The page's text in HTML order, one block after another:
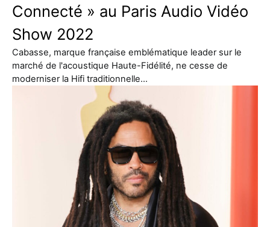
Connecté » au Paris Audio Vidéo
Show 2022
Cabasse, marque française emblématique leader sur le
marché de l'acoustique Haute-Fidélité, ne cesse de
moderniser la Hifi traditionnelle…